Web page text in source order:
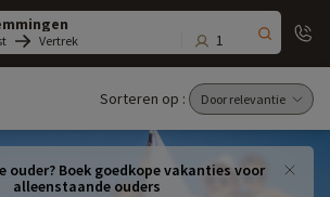
Vertrek 1
Sorteren op :
ouder? Boek goedkope vakanties voor
alleenstaande ouders